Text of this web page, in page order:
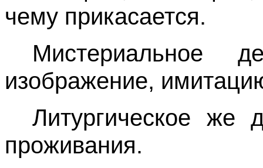
чему прикасается.
Мистериальное
изображение,
Литургическое же
проживания.